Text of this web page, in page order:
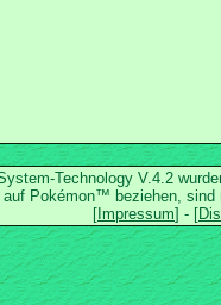
Technology V.4.2
Pokémon™ beziehen, sind